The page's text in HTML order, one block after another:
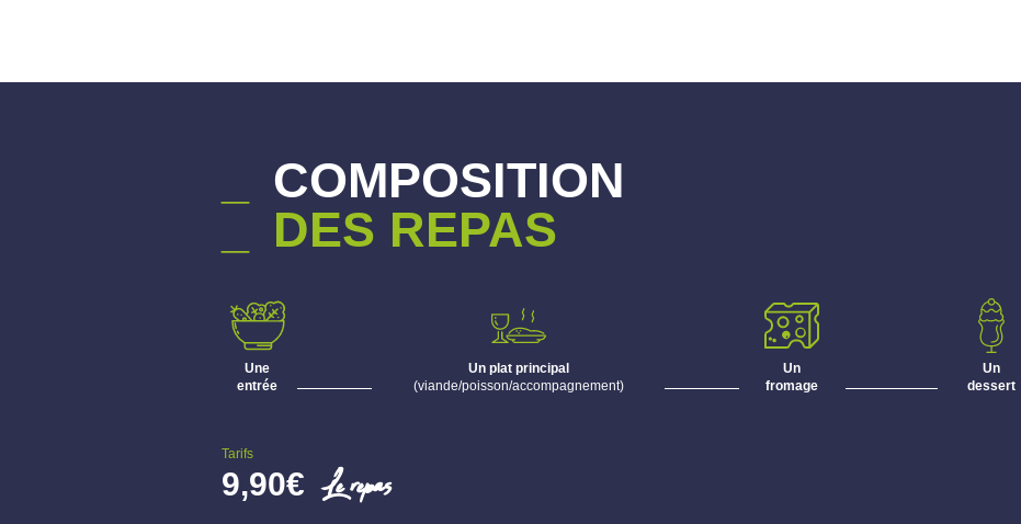
COMPOSITION
DES REPAS
Une
entrée
Un plat principal
(viande/poisson/accompagnement)
Un
fromage
Un
dessert
Tarifs
9,90€ Le repas